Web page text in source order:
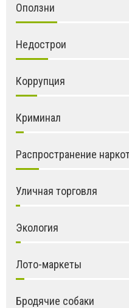
Оползни
Недострои
Коррупция
Криминал
Распространение
Уличная торговля
Экология
Лото-маркеты
Бродячие собаки